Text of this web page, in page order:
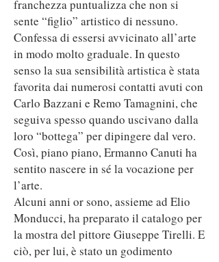
franchezza puntualizza che non si
sente “figlio” artistico di nessuno.
Confessa di essersi avvicinato all’arte
in modo molto graduale. In questo
senso la sua sensibilità artistica è stata
favorita dai numerosi contatti avuti con
Carlo Bazzani e Remo Tamagnini, che
seguiva spesso quando uscivano dalla
loro “bottega” per dipingere dal vero.
Così, piano piano, Ermanno Canuti ha
sentito nascere in sé la vocazione per
l’arte.
Alcuni anni or sono, assieme ad Elio
Monducci, ha preparato il catalogo per
la mostra del pittore Giuseppe Tirelli. E
ciò, per lui, è stato un godimento